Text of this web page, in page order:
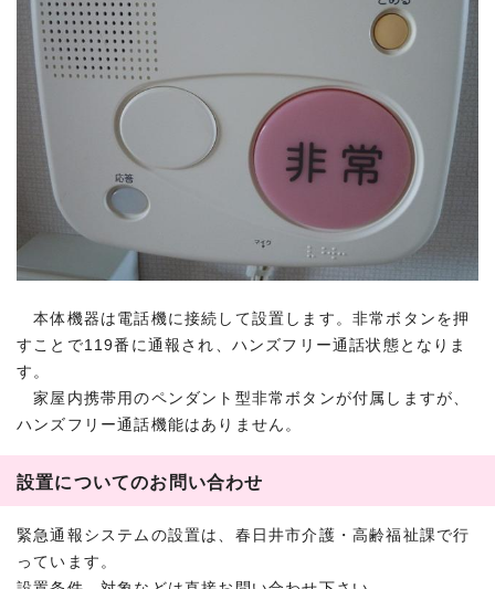
本体機器は電話機に接続して設置します。非常ボタンを押
すことで119番に通報され、ハンズフリー通話状態となりま
す。
家屋内携帯用のペンダント型非常ボタンが付属しますが、
ハンズフリー通話機能はありません。
設置についてのお問い合わせ
緊急通報システムの設置は、春日井市介護・高齢福祉課で行
っています。